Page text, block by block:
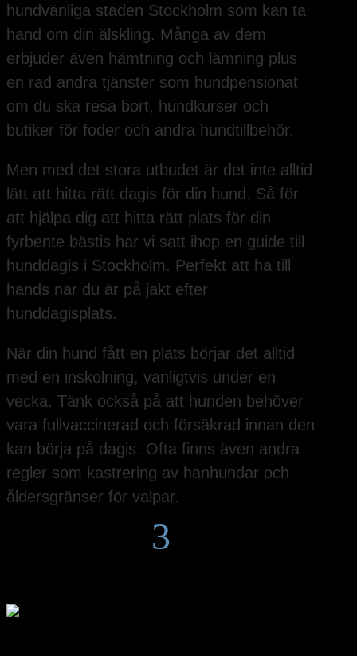
hundvänliga staden Stockholm som kan ta
hand om din älskling. Många av dem
erbjuder även hämtning och lämning plus
en rad andra tjänster som hundpensionat
om du ska resa bort, hundkurser och
butiker för foder och andra hundtillbehör.
Men med det stora utbudet är det inte alltid
lätt att hitta rätt dagis för din hund. Så för
att hjälpa dig att hitta rätt plats för din
fyrbente bästis har vi satt ihop en guide till
hunddagis i Stockholm. Perfekt att ha till
hands när du är på jakt efter
hunddagisplats.
När din hund fått en plats börjar det alltid
med en inskolning, vanligtvis under en
vecka. Tänk också på att hunden behöver
vara fullvaccinerad och försäkrad innan den
kan börja på dagis. Ofta finns även andra
regler som kastrering av hanhundar och
åldersgränser för valpar.
3